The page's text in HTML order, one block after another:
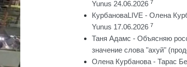
Yunus 24.06.2026 7
КурбановаLIVE - Олена
Yunus 17.06.2026 7
Таня Адамс - Объясняю
значение слова "ахуй"
Олена Курбанова - Тарас